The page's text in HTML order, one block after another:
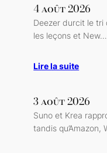
4 août 2026
Deezer durcit le tri
les leçons et New…
Lire la suite
3 août 2026
Suno et Krea
tandis